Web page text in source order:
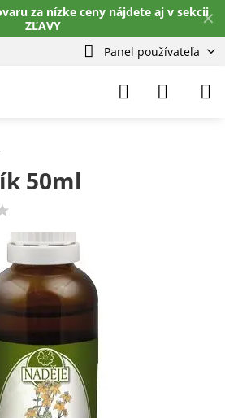
✕
za nízke ceny nájdete aj v sekcii
ZĽAVY
Panel používateľa
50ml